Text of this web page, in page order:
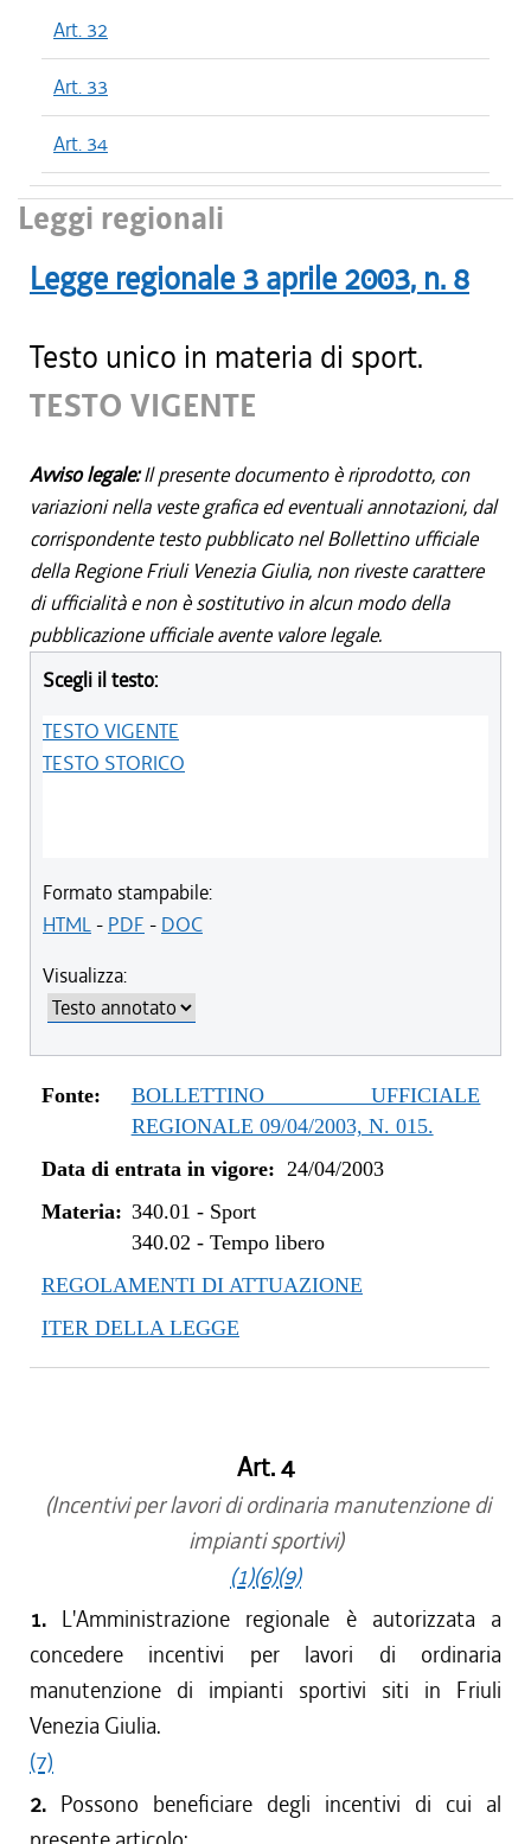
Art. 32
Art. 33
Art. 34
Leggi regionali
Legge regionale 3 aprile 2003, n. 8
Testo unico in materia di sport.
TESTO VIGENTE
Avviso legale:Il presente documento è riprodotto, con
variazioni nella veste grafica ed eventuali annotazioni, dal
corrispondente testo pubblicato nel Bollettino ufficiale
della Regione Friuli Venezia Giulia, non riveste carattere
di ufficialità e non è sostitutivo in alcun modo della
pubblicazione ufficiale avente valore legale.
Scegli il testo:
TESTO VIGENTE
TESTO STORICO
Formato stampabile:
HTML- PDF - DOC
Visualizza:
Fonte:
BOLLETTINO UFFICIALE
REGIONALE 09/04/2003, N. 015.
Data di entrata in vigore: 24/04/2003
Materia: 340.01 - Sport
340.02 - Tempo libero
REGOLAMENTI DI ATTUAZIONE
ITER DELLA LEGGE
Art. 4
(Incentivi per lavori di ordinaria manutenzione di
impianti sportivi)
(1)(6)(9)
1. L'Amministrazione regionale è autorizzata a
concedere incentivi per lavori di ordinaria
manutenzione di impianti sportivi siti in Friuli
Venezia Giulia.
(7)
2. Possono beneficiare degli incentivi di cui al